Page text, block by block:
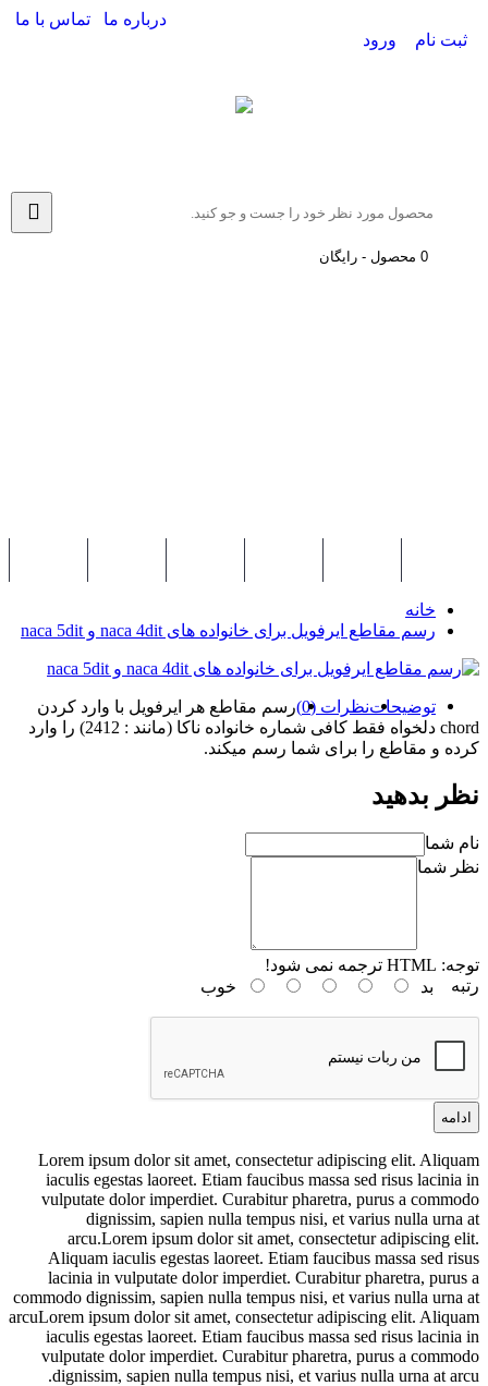
تماس با ما
درباره ما
ورود
ثبت نام
0 محصول - رایگان
خانه
رسم مقاطع ایرفویل برای خانواده های naca 4dit و naca 5dit
توضیحاتنظرات (0)
رسم مقاطع هر ایرفویل با وارد کردن
chord دلخواه فقط کافی شماره خانواده ناکا (مانند : 2412) را وارد
کرده و مقاطع را برای شما رسم میکند.
نظر بدهید
نام شما
نظر شما
توجه:
رتبه بد خوب
ادامه
Lorem ipsum dolor sit amet, consectetur adipiscing elit. Aliquam
iaculis egestas laoreet. Etiam faucibus massa sed risus lacinia in
vulputate dolor imperdiet. Curabitur pharetra, purus a commodo
dignissim, sapien nulla tempus nisi, et varius nulla urna at
arcu.Lorem ipsum dolor sit amet, consectetur adipiscing elit.
Aliquam iaculis egestas laoreet. Etiam faucibus massa sed risus
lacinia in vulputate dolor imperdiet. Curabitur pharetra, purus a
commodo dignissim, sapien nulla tempus nisi, et varius nulla urna at
arcuLorem ipsum dolor sit amet, consectetur adipiscing elit. Aliquam
iaculis egestas laoreet. Etiam faucibus massa sed risus lacinia in
vulputate dolor imperdiet. Curabitur pharetra, purus a commodo
dignissim, sapien nulla tempus nisi, et varius nulla urna at arcu.